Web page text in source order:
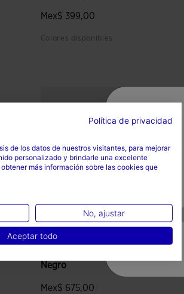
Mex$ 399,00
Colores disponibles
3.5 sobre 5 de valoración de clientes
Negro
Mex$ 675,00
Política de privacidad
de los datos de nuestros visitantes, para mejorar
personalizado y brindarle una excelente
más información sobre las cookies que
No, ajustar
Aceptar todo